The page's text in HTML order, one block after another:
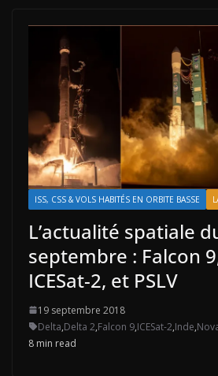
ISS, CSS & VOLS HABITÉS EN ORBITE BASSE
L’actualité spatiale
septembre : Falcon
ICESat-2, et PSLV
19 septembre 2018
Delta,Delta 2,Falcon 9,ICESat-2,Inde,
8 min read